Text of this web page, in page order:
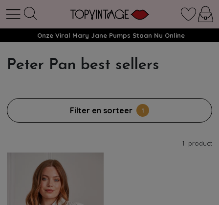
Onze Viral Mary Jane Pumps Staan Nu Online
Peter Pan best sellers
Filter en sorteer 1
1 product